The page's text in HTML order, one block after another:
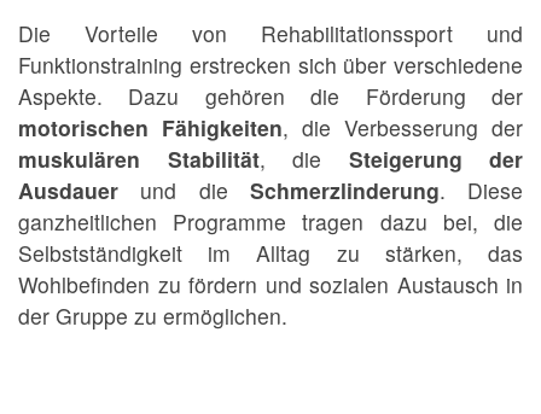
Die Vorteile von Rehabilitationssport und
Funktionstraining erstrecken sich über verschiedene
Aspekte. Dazu gehören die Förderung der
motorischen Fähigkeiten, die Verbesserung der
muskulären Stabilität, die Steigerung der
Ausdauer und die Schmerzlinderung. Diese
ganzheitlichen Programme tragen dazu bei, die
Selbstständigkeit im Alltag zu stärken, das
Wohlbefinden zu fördern und sozialen Austausch in
der Gruppe zu ermöglichen.